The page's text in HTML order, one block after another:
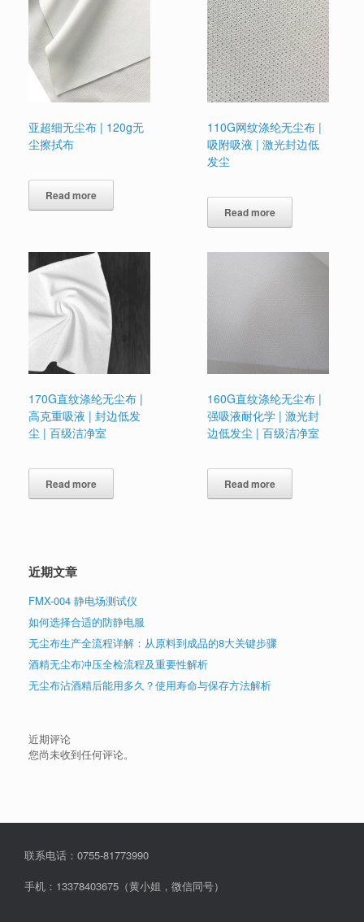
亚超细无尘布 | 120g无
尘擦拭布
Read more
110G网纹涤纶无尘布 |
吸附吸液 | 激光封边低
发尘
Read more
170G直纹涤纶无尘布 |
高克重吸液 | 封边低发
尘 | 百级洁净室
Read more
160G直纹涤纶无尘布 |
强吸液耐化学 | 激光封
边低发尘 | 百级洁净室
Read more
近期文章
FMX-004 静电场测试仪
如何选择合适的防静电服
无尘布生产全流程详解：从原料到成品的8大关键步骤
酒精无尘布冲压全检流程及重要性解析
无尘布沾酒精后能用多久？使用寿命与保存方法解析
近期评论
您尚未收到任何评论。
联系电话：0755-81773990
手机：13378403675（黄小姐，微信同号）